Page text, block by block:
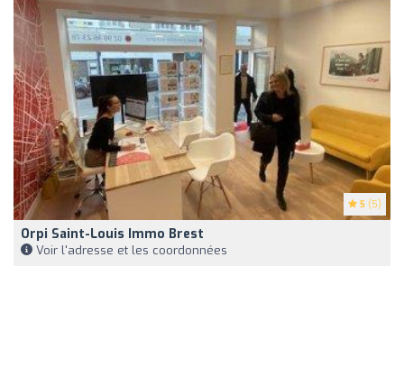
5 (5)
Orpi Saint-Louis Immo Brest
Voir l'adresse et les coordonnées